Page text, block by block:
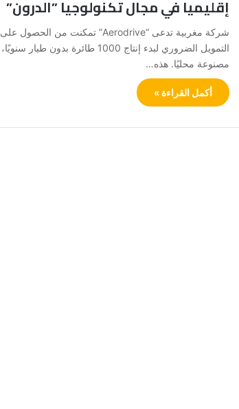
إقليميا في مجال تكنولوجيا ”الدرون”
شركة مغربية تدعى “Aerodrive” تمكنت من الحصول على
التمويل الضروري لبدء إنتاج 1000 طائرة بدون طيار سنويًا،
مصنوعة محليًا. هذه…
أكمل القراءة »